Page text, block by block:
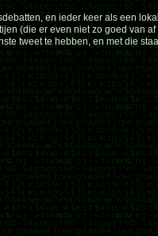
en ieder keer als een
(die er even niet zo goed van af
tweet te hebben, en met die